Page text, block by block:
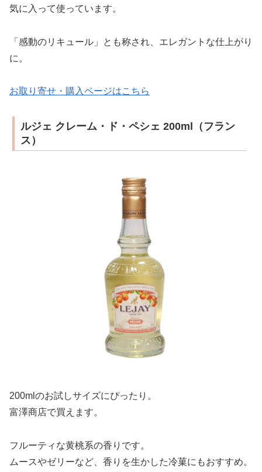
気に入って使っています。
「感動のリキュール」とも称され、エレガントな仕上がり
に。
お取り寄せ・購入ページはこちら
ルジェ クレーム・ド・ペシェ 200ml（フラン
ス）
200mlのお試しサイズにぴったり。
富澤商店で買えます。
フルーティな黄桃系の香りです。
ムースやゼリーなど、香りを生かした冷菓にもおすすめ。